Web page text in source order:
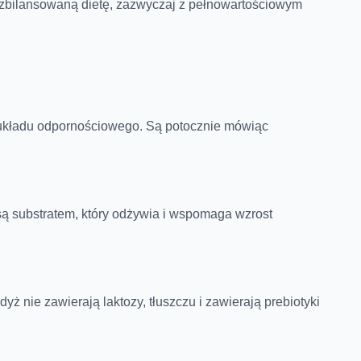
dietę, zazwyczaj z pełnowartościowym
odpornościowego. Są potocznie mówiąc
substratem, który odżywia i wspomaga wzrost
nie zawierają laktozy, tłuszczu i zawierają prebiotyki